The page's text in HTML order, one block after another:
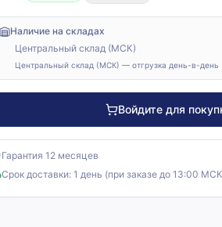
Наличие на складах
Центральный склад (МСК)
Центральный склад (МСК) — отгрузка день-в-день
Войдите для
Гарантия 12 месяцев
Срок доставки: 1 день (при заказе до 13:00